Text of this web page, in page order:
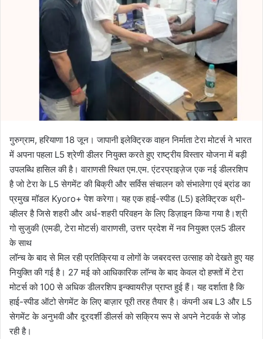
m
गुरुग्राम, हरियाणा 18 जून। जापानी इलेक्ट्रिक वाहन निर्माता टेरा मोटर्स ने भारत
में अपना पहला L5 श्रेणी डीलर नियुक्त करते हुए राष्ट्रीय विस्तार योजना में बड़ी
उपलब्धि हासिल की है। वाराणसी स्थित एम.एम. एंटरप्राइज़ेज एक नई डीलरशिप
है जो टेरा के L5 सेगमेंट की बिक्री और सर्विस संचालन को संभालेगा एवं ब्रांड का
प्रमुख मॉडल Kyoro+ पेश करेगा। यह एक हाई-स्पीड (L5) इलेक्ट्रिक थ्री-
व्हीलर है जिसे शहरी और अर्ध-शहरी परिवहन के लिए डिज़ाइन किया गया है।श्री
गो सुजुकी (एमडी, टेरा मोटर्स) वाराणसी, उत्तर प्रदेश में नव नियुक्त एल5 डीलर
के साथ
लॉन्च के बाद से मिल रही प्रतिक्रिया व लोगों के जबरदस्त उत्साह को देखते हुए यह
नियुक्ति की गई है। 27 मई को आधिकारिक लॉन्च के बाद केवल दो हफ्तों में टेरा
मोटर्स को 100 से अधिक डीलरशिप इन्क्वायरीज़ प्राप्त हुई हैं। यह दर्शाता है कि
हाई-स्पीड ऑटो सेगमेंट के लिए बाज़ार पूरी तरह तैयार है। कंपनी अब L3 और L5
सेगमेंट के अनुभवी और दूरदर्शी डीलर्स को सक्रिय रूप से अपने नेटवर्क से जोड़
रही है।